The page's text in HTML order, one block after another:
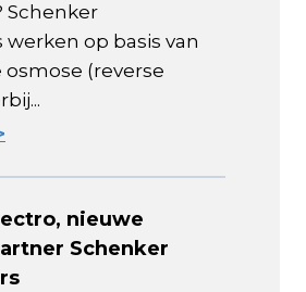
Schenker
op basis van
(reverse
nieuwe
Schenker